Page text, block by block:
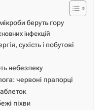
беруть гору
інфекцій
сухість і побутові
небезпеку
червоні прапорці
піхви